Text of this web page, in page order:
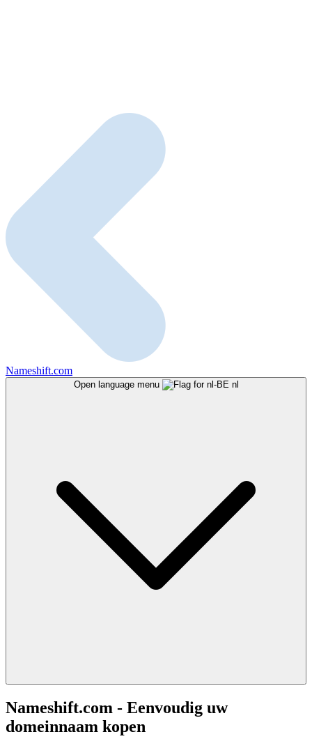
Nameshift.com
Open language menu nl
Nameshift.com - Eenvoudig uw
domeinnaam kopen